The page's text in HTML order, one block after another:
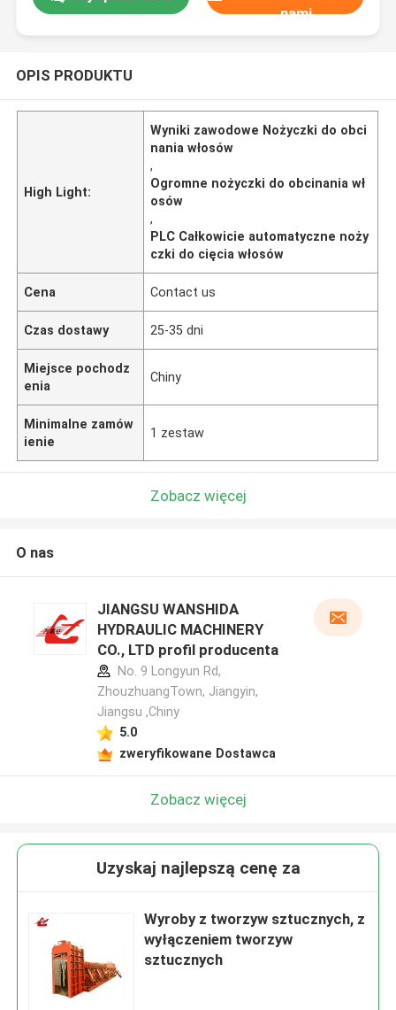
nami
OPIS PRODUKTU
High Light:
Wyniki zawodowe Nożyczki do obci
nania włosów
,
Ogromne nożyczki do obcinania wł
osów
,
PLC Całkowicie automatyczne noży
czki do cięcia włosów
Cena Contact us
Czas dostawy 25-35 dni
Miejsce pochodz
enia
Chiny
Minimalne zamów
ienie
1 zestaw
Zobacz więcej
O nas
JIANGSU WANSHIDA
HYDRAULIC MACHINERY
CO., LTD profil producenta
No. 9 Longyun Rd,
ZhouzhuangTown, Jiangyin,
Jiangsu ,Chiny
5.0
zweryfikowane Dostawca
Zobacz więcej
Uzyskaj najlepszą cenę za
Wyroby z tworzyw sztucznych, z
wyłączeniem tworzyw
sztucznych